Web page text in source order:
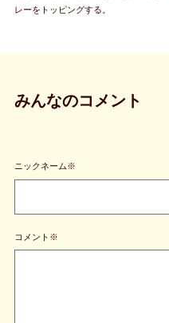
レーをトッピングする。
みんなのコメント
ニックネーム※
コメント※